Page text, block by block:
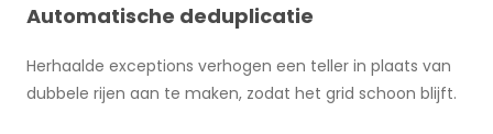
Automatische deduplicatie
Herhaalde exceptions verhogen een teller in plaats van
dubbele rijen aan te maken, zodat het grid schoon blijft.